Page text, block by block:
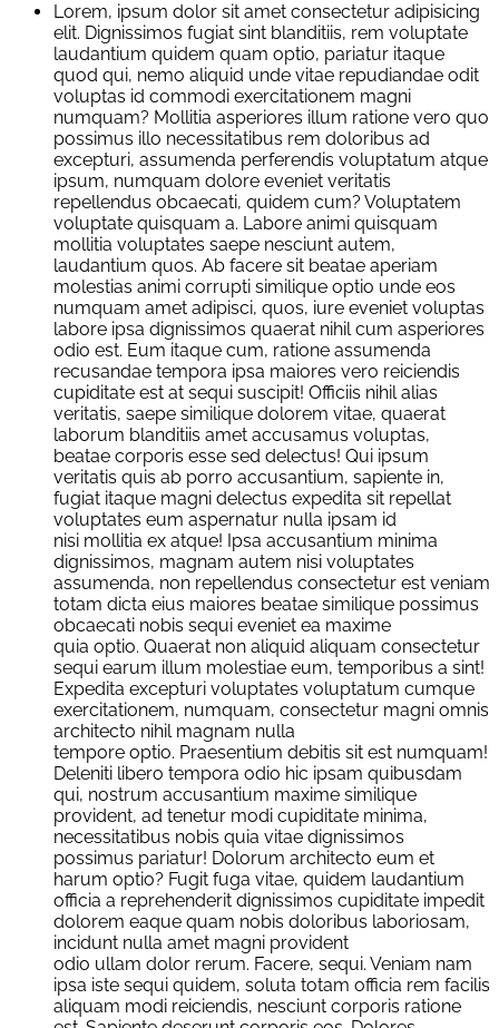
Lorem, ipsum dolor sit amet consectetur adipisicing
elit. Dignissimos fugiat sint blanditiis, rem voluptate
laudantium quidem quam optio, pariatur itaque
quod qui, nemo aliquid unde vitae repudiandae odit
voluptas id commodi exercitationem magni
numquam? Mollitia asperiores illum ratione vero quo
possimus illo necessitatibus rem doloribus ad
excepturi, assumenda perferendis voluptatum atque
ipsum, numquam dolore eveniet veritatis
repellendus obcaecati, quidem cum? Voluptatem
voluptate quisquam a. Labore animi quisquam
mollitia voluptates saepe nesciunt autem,
laudantium quos. Ab facere sit beatae aperiam
molestias animi corrupti similique optio unde eos
numquam amet adipisci, quos, iure eveniet voluptas
labore ipsa dignissimos quaerat nihil cum asperiores
odio est. Eum itaque cum, ratione assumenda
recusandae tempora ipsa maiores vero reiciendis
cupiditate est at sequi suscipit! Officiis nihil alias
veritatis, saepe similique dolorem vitae, quaerat
laborum blanditiis amet accusamus voluptas,
beatae corporis esse sed delectus! Qui ipsum
veritatis quis ab porro accusantium, sapiente in,
fugiat itaque magni delectus expedita sit repellat
voluptates eum aspernatur nulla ipsam id
nisi mollitia ex atque! Ipsa accusantium minima
dignissimos, magnam autem nisi voluptates
assumenda, non repellendus consectetur est veniam
totam dicta eius maiores beatae similique possimus
obcaecati nobis sequi eveniet ea maxime
quia optio. Quaerat non aliquid aliquam consectetur
sequi earum illum molestiae eum, temporibus a sint!
Expedita excepturi voluptates voluptatum cumque
exercitationem, numquam, consectetur magni omnis
architecto nihil magnam nulla
tempore optio. Praesentium debitis sit est numquam!
Deleniti libero tempora odio hic ipsam quibusdam
qui, nostrum accusantium maxime similique
provident, ad tenetur modi cupiditate minima,
necessitatibus nobis quia vitae dignissimos
possimus pariatur! Dolorum architecto eum et
harum optio? Fugit fuga vitae, quidem laudantium
officia a reprehenderit dignissimos cupiditate impedit
dolorem eaque quam nobis doloribus laboriosam,
incidunt nulla amet magni provident
odio ullam dolor rerum. Facere, sequi. Veniam nam
ipsa iste sequi quidem, soluta totam officia rem facilis
aliquam modi reiciendis, nesciunt corporis ratione